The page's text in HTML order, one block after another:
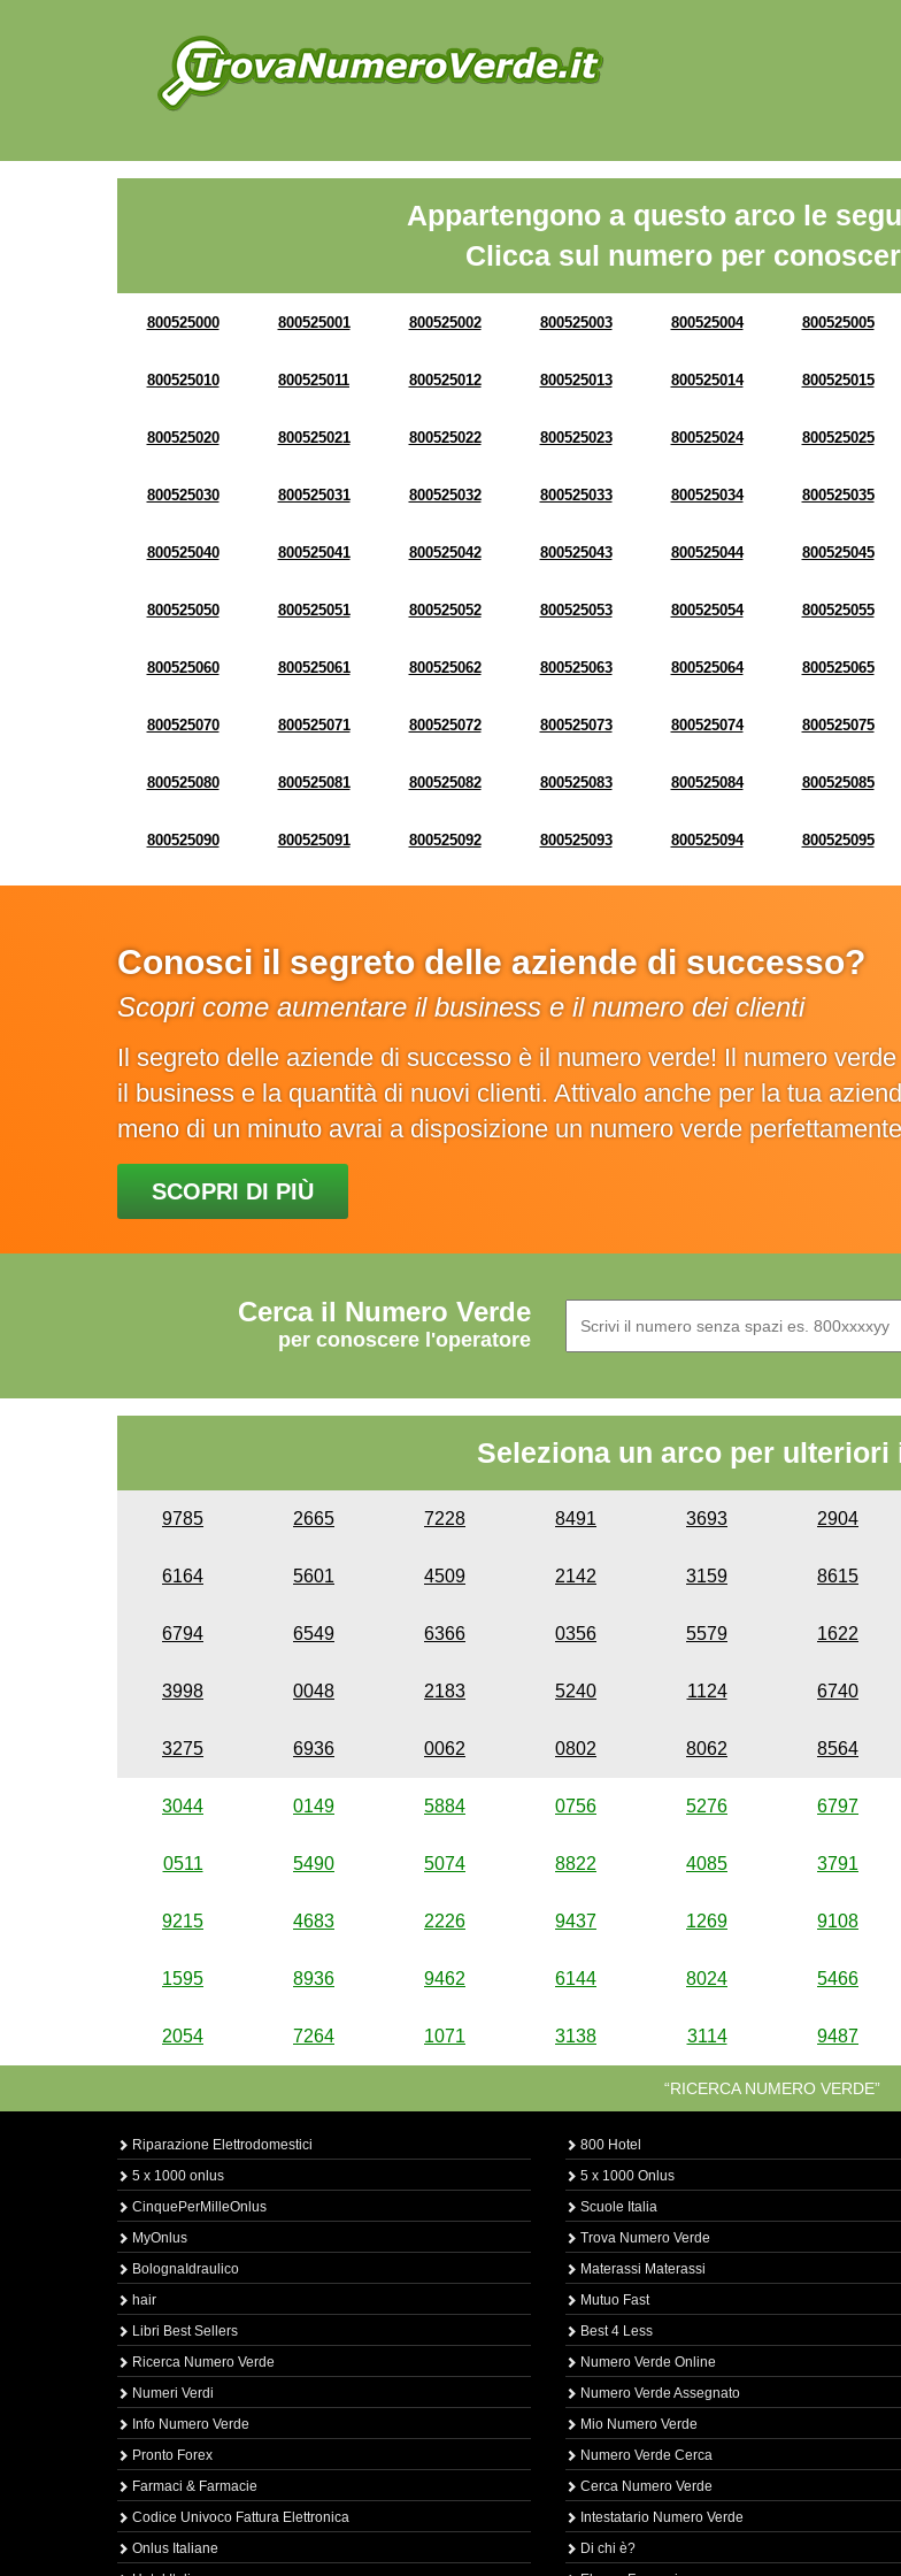
Appartengono a questo arco le
Clicca sul numero per
800525000 800525001 800525002 800525003 800525004 800525005
800525010 800525011 800525012 800525013 800525014 800525015
800525020 800525021 800525022 800525023 800525024 800525025
800525030 800525031 800525032 800525033 800525034 800525035
800525040 800525041 800525042 800525043 800525044 800525045
800525050 800525051 800525052 800525053 800525054 800525055
800525060 800525061 800525062 800525063 800525064 800525065
800525070 800525071 800525072 800525073 800525074 800525075
800525080 800525081 800525082 800525083 800525084 800525085
800525090 800525091 800525092 800525093 800525094 800525095
Conosci il segreto delle aziende di successo?
Scopri come aumentare il business e il numero dei clienti
Il segreto delle aziende di successo è il numero verde! Il numero
il business e la quantità di nuovi clienti. Attivalo anche per la tua
meno di un minuto avrai a disposizione un numero verde
SCOPRI DI PIÙ
Cerca il Numero Verde
per conoscere l'operatore
Seleziona un arco per ulteriori
9785 2665 7228 8491 3693 2904
6164 5601 4509 2142 3159 8615
6794 6549 6366 0356 5579 1622
3998 0048 2183 5240 1124 6740
3275 6936 0062 0802 8062 8564
3044 0149 5884 0756 5276 6797
0511 5490 5074 8822 4085 3791
9215 4683 2226 9437 1269 9108
1595 8936 9462 6144 8024 5466
2054 7264 1071 3138 3114 9487
“RICERCA NUMERO VERDE”
Riparazione Elettrodomestici
5 x 1000 onlus
CinquePerMilleOnlus
MyOnlus
BolognaIdraulico
hair
Libri Best Sellers
Ricerca Numero Verde
Numeri Verdi
Info Numero Verde
Pronto Forex
Farmaci & Farmacie
Codice Univoco Fattura Elettronica
Onlus Italiane
800 Hotel
5 x 1000 Onlus
Scuole Italia
Trova Numero Verde
Materassi Materassi
Mutuo Fast
Best 4 Less
Numero Verde Online
Numero Verde Assegnato
Mio Numero Verde
Numero Verde Cerca
Cerca Numero Verde
Intestatario Numero Verde
Di chi è?